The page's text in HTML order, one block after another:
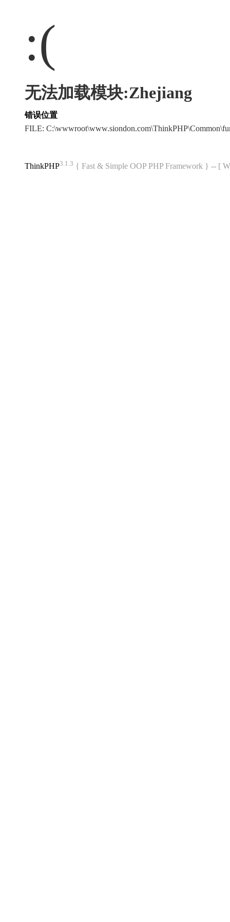
:(
无法加载模块:Zhejiang
错误位置
FILE:
ThinkPHP3.1.3 { Fast & Simple OOP PHP Framework } -- [